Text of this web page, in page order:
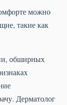
можно
такие как
обширных
Дерматолог